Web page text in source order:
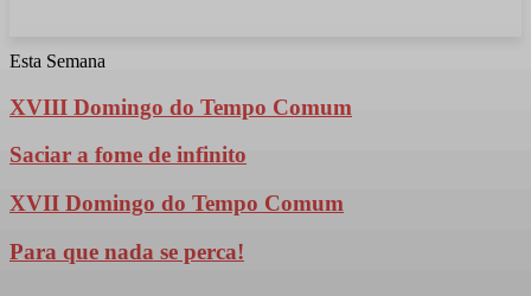
Esta Semana
XVIII Domingo do Tempo Comum
Saciar a fome de infinito
XVII Domingo do Tempo Comum
Para que nada se perca!